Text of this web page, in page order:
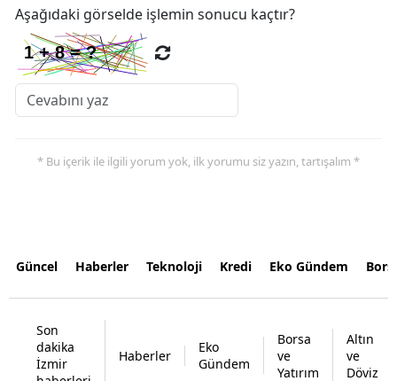
Aşağıdaki görselde işlemin sonucu kaçtır?
* Bu içerik ile ilgili yorum yok, ilk yorumu siz yazın, tartışalım *
Güncel Haberler Teknoloji Kredi Eko Gündem
Son
dakika
İzmir
Haberler
Eko
Gündem
Borsa
ve
Yatırım
Altın
ve
Döviz